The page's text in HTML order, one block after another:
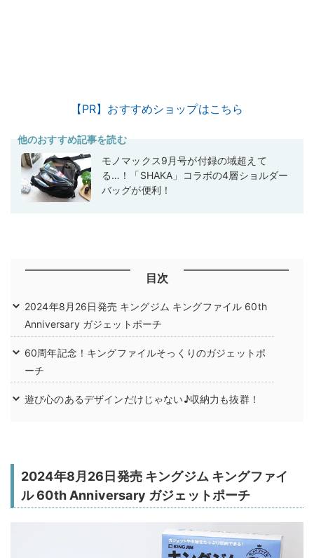
【PR】おすすめショップはこちら
他のおすすめ記事を読む
モノマックス9月号が付録の域超えて
る…！「SHAKA」コラボの4層ショルダー
バッグが便利！
目次
2024年8月26日発売 キングジム キングファイル 60th
Anniversary ガジェットポーチ
60周年記念！キングファイルそっくりのガジェットポ
ーチ
遊び心のあるデザインだけじゃない♪収納力も抜群！
2024年8月26日発売 キングジム キングファイ
ル 60th Anniversary ガジェットポーチ